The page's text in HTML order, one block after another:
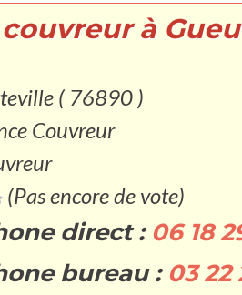
à
( 76890 )
Couvreur
(Pas encore de vote)
direct : 06 18
bureau : 03 22